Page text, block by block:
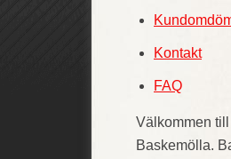
Kontakt
FAQ
Välkommen
Baskemölla.